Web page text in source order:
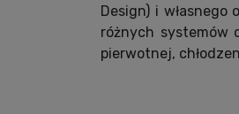
Design) i
różnych systemów
pierwotnej,